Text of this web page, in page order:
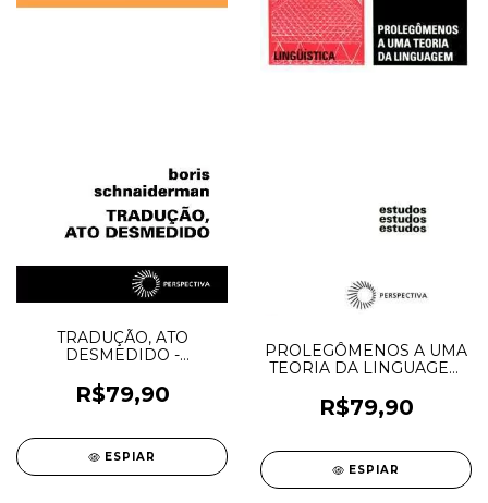
TRADUÇÃO, ATO
DESMEDIDO -
R$79,90
ESPIAR
PROLEGÔMENOS A UMA
TEORIA DA LINGUAGEM
R$79,90
ESPIAR